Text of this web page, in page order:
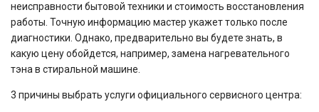
неисправности бытовой техники и стоимость восстановления
работы. Точную информацию мастер укажет только после
диагностики. Однако, предварительно вы будете знать, в
какую цену обойдется, например, замена нагревательного
тэна в стиральной машине.
3 причины выбрать услуги официального сервисного центра: